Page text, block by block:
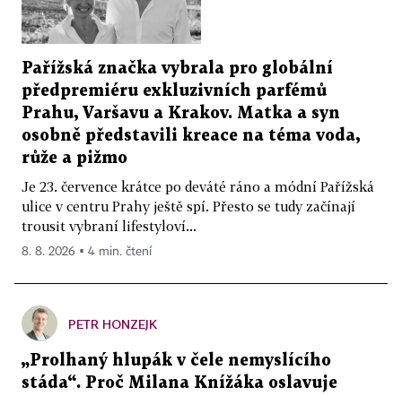
Pařížská značka vybrala pro globální
předpremiéru exkluzivních parfémů
Prahu, Varšavu a Krakov. Matka a syn
osobně představili kreace na téma voda,
růže a pižmo
Je 23. července krátce po deváté ráno a módní Pařížská
ulice v centru Prahy ještě spí. Přesto se tudy začínají
trousit vybraní lifestyloví...
8. 8. 2026 ▪ 4 min. čtení
PETR HONZEJK
„Prolhaný hlupák v čele nemyslícího
stáda“. Proč Milana Knížáka oslavuje